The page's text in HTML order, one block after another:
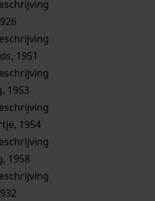
1951
1953
1954
1958